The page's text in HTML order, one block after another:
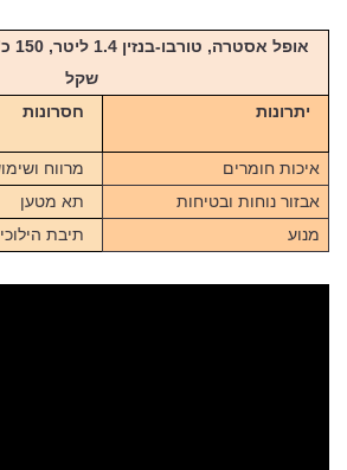
שקל
יתרונות
חסרונות
איכות חומרים
מרווח
אבזור נוחות ובטיחות
תא מטען
מנוע
תיבת